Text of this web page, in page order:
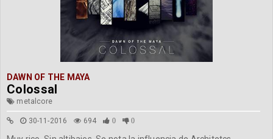
DAWN OF THE MAYA
Colossal
metalcore
30-11-2016 694 0 0